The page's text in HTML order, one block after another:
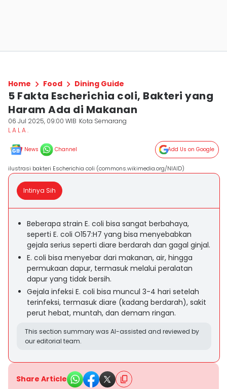
Home Food Dining Guide
5 Fakta Escherichia coli, Bakteri yang
Haram Ada di Makanan
06 Jul 2025, 09:00 WIB Kota Semarang
L A L A .
News Channel Add Us on Google
ilustrasi bakteri Escherichia coli (commons.wikimedia.org/NIAID)
Intinya Sih
Beberapa strain E. coli bisa sangat berbahaya,
seperti E. coli O157:H7 yang bisa menyebabkan
gejala serius seperti diare berdarah dan gagal ginjal.
E. coli bisa menyebar dari makanan, air, hingga
permukaan dapur, termasuk melalui peralatan
dapur yang tidak bersih.
Gejala infeksi E. coli bisa muncul 3-4 hari setelah
terinfeksi, termasuk diare (kadang berdarah), sakit
perut hebat, muntah, dan demam ringan.
This section summary was AI-assisted and reviewed by
our editorial team.
Share Article